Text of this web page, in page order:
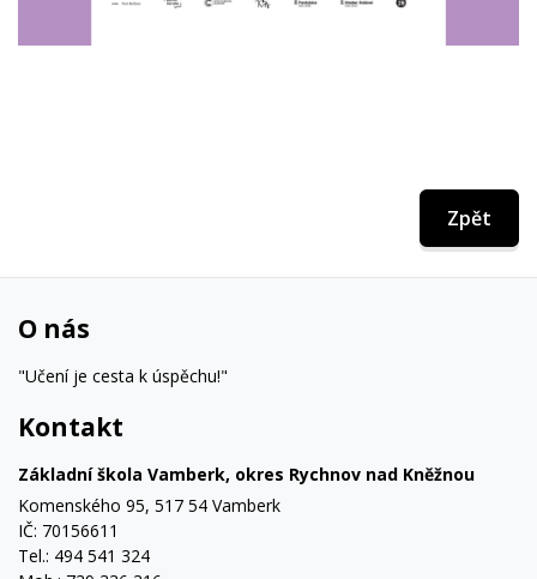
Zpět
O nás
"Učení je cesta k úspěchu!"
Kontakt
Základní škola Vamberk, okres Rychnov nad Kněžnou
Komenského 95, 517 54 Vamberk
IČ: 70156611
Tel.: 494 541 324